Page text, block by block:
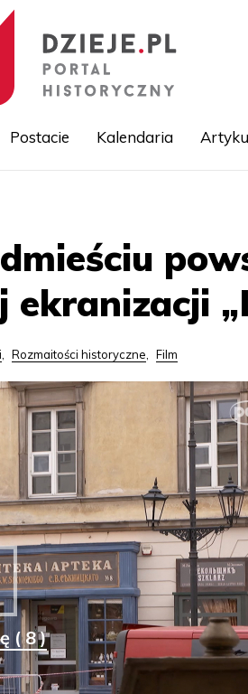
treści
Postacie Kalendaria
, Rozmaitości historyczne, Film
( 8 )